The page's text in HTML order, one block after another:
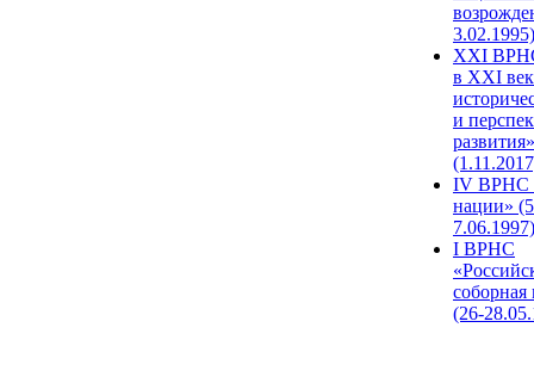
3.02.1995)
XХI
в XXI
и
развития»
IV ВРНС
нации»
7.06.1997)
I ВРНС
(26-